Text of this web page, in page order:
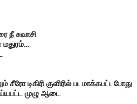
நீ சுவாசி
சீரோ டிகிரி குளிரில் படமாக்கபட்டபோது
முழு ஆடை